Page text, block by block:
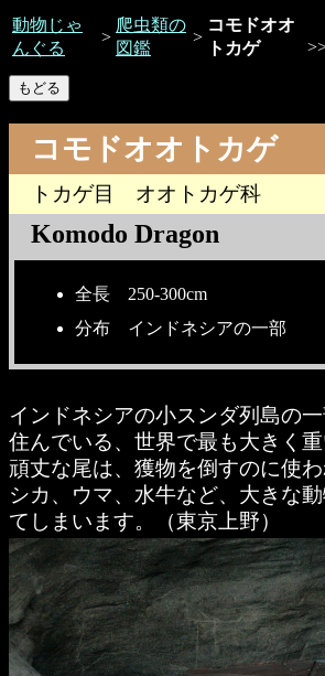
動物じゃ
んぐる
>
爬虫類の
図鑑
>
コモドオオ
トカゲ
コモドオオトカゲ
トカゲ目 オオトカゲ科
Komodo Dragon
全長 250-300cm
分布 インドネシアの一部
インドネシアの小スンダ列島の
住んでいる、世界で最も大きく重
頑丈な尾は、獲物を倒すのに使わ
シカ、ウマ、水牛など、大きな
てしまいます。（東京上野）